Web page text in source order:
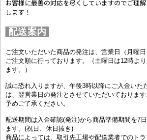
お客様に最善の対応を尽くしていますのでご理
します！
配送案内
ご注文いただいた商品の発注は、営業日（月曜
ご注文順に行っております。（土曜日は12時よ
ます。）
誠に恐れ入りますが、午後3時以降にご入金いた
は、翌営業日の発注とさせていただいております
予めご了承ください。
配送期間は入金確認(発注)から商品準備期間を7
ます。(祝日、休日抜き)
商品によっては、取引先工場や配送業者でのト